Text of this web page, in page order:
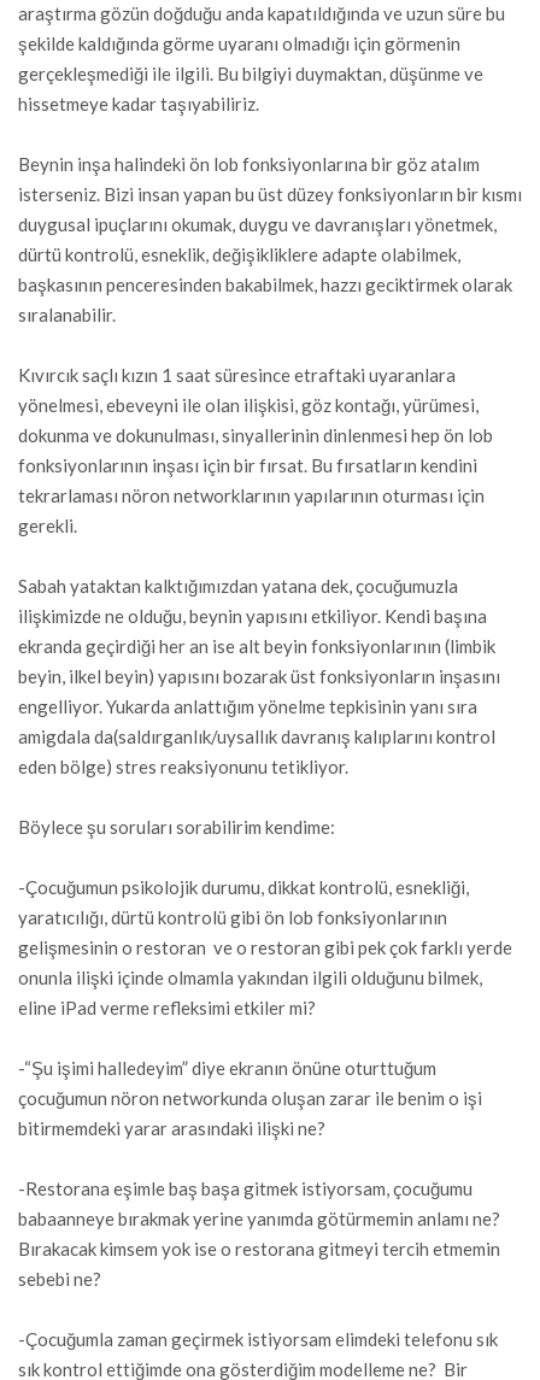
araştırma gözün doğduğu anda kapatıldığında ve uzun süre bu
şekilde kaldığında görme uyaranı olmadığı için görmenin
gerçekleşmediği ile ilgili. Bu bilgiyi duymaktan, düşünme ve
hissetmeye kadar taşıyabiliriz.
Beynin inşa halindeki ön lob fonksiyonlarına bir göz atalım
isterseniz. Bizi insan yapan bu üst düzey fonksiyonların bir kısmı
duygusal ipuçlarını okumak, duygu ve davranışları yönetmek,
dürtü kontrolü, esneklik, değişikliklere adapte olabilmek,
başkasının penceresinden bakabilmek, hazzı geciktirmek olarak
sıralanabilir.
Kıvırcık saçlı kızın 1 saat süresince etraftaki uyaranlara
yönelmesi, ebeveyni ile olan ilişkisi, göz kontağı, yürümesi,
dokunma ve dokunulması, sinyallerinin dinlenmesi hep ön lob
fonksiyonlarının inşası için bir fırsat. Bu fırsatların kendini
tekrarlaması nöron networklarının yapılarının oturması için
gerekli.
Sabah yataktan kalktığımızdan yatana dek, çocuğumuzla
ilişkimizde ne olduğu, beynin yapısını etkiliyor. Kendi başına
ekranda geçirdiği her an ise alt beyin fonksiyonlarının (limbik
beyin, ilkel beyin) yapısını bozarak üst fonksiyonların inşasını
engelliyor. Yukarda anlattığım yönelme tepkisinin yanı sıra
amigdala da(saldırganlık/uysallık davranış kalıplarını kontrol
eden bölge) stres reaksiyonunu tetikliyor.
Böylece şu soruları sorabilirim kendime:
-Çocuğumun psikolojik durumu, dikkat kontrolü, esnekliği,
yaratıcılığı, dürtü kontrolü gibi ön lob fonksiyonlarının
gelişmesinin o restoran ve o restoran gibi pek çok farklı yerde
onunla ilişki içinde olmamla yakından ilgili olduğunu bilmek,
eline iPad verme refleksimi etkiler mi?
-“Şu işimi halledeyim” diye ekranın önüne oturttuğum
çocuğumun nöron networkunda oluşan zarar ile benim o işi
bitirmemdeki yarar arasındaki ilişki ne?
-Restorana eşimle baş başa gitmek istiyorsam, çocuğumu
babaanneye bırakmak yerine yanımda götürmemin anlamı ne?
Bırakacak kimsem yok ise o restorana gitmeyi tercih etmemin
sebebi ne?
-Çocuğumla zaman geçirmek istiyorsam elimdeki telefonu sık
sık kontrol ettiğimde ona gösterdiğim modelleme ne? Bir